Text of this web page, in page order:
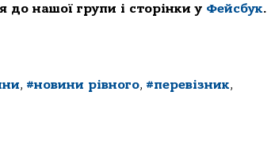
до нашої групи і сторінки у Фейсбук.
, #новини рівного, #перевізник,